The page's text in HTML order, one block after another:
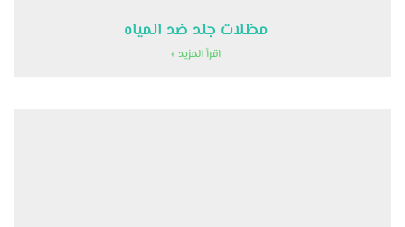
مظلات جلد ضد المياه
اقرأ المزيد »